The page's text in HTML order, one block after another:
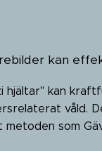
kan
hjältar" kan
våld.
som